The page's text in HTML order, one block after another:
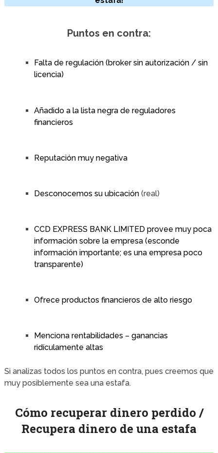
Puntos en contra:
Falta de regulación (broker sin autorización / sin
licencia)
Añadido a la lista negra de reguladores
financieros
Reputación muy negativa
Desconocemos su ubicación(real)
CCD EXPRESS BANK LIMITED provee muy poca
información sobre la empresa (esconde
información importante; es una empresa poco
transparente)
Ofrece productos financieros de alto riesgo
Menciona rentabilidades – ganancias
ridículamente altas
Si analizas todos los puntos en contra, pues creemos que
muy posiblemente sea una estafa.
Cómo recuperar dinero perdido /
Recupera dinero de una estafa